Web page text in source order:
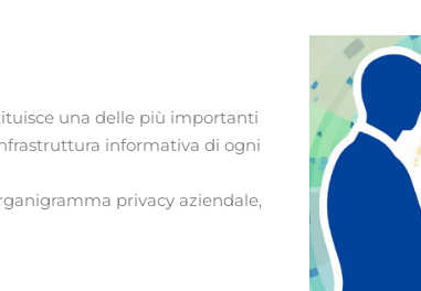
una delle più importanti
informativa di ogni
privacy aziendale,